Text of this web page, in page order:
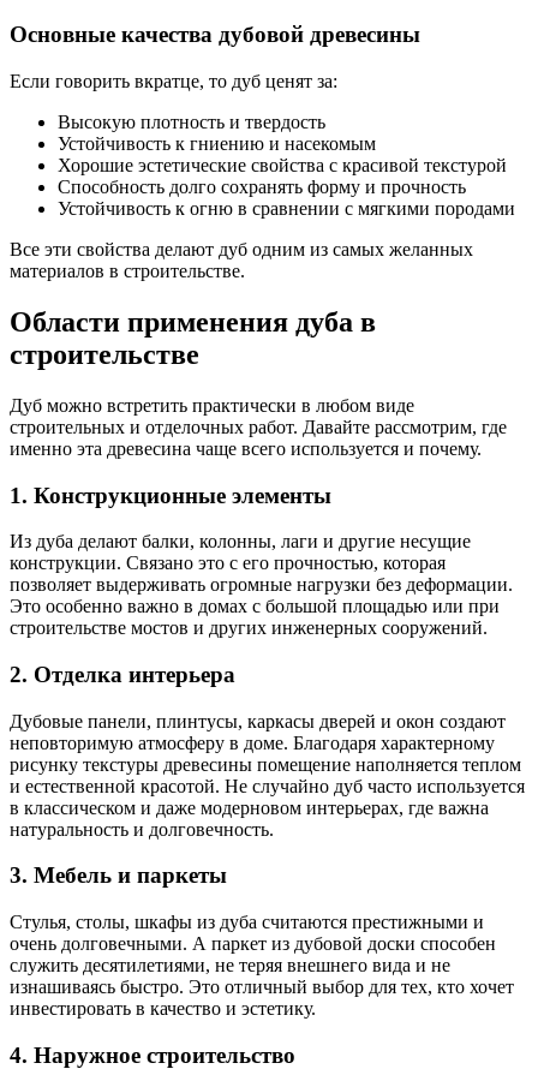
Основные качества дубовой древесины
Если говорить вкратце, то дуб ценят за:
Высокую плотность и твердость
Устойчивость к гниению и насекомым
Хорошие эстетические свойства с красивой текстурой
Способность долго сохранять форму и прочность
Устойчивость к огню в сравнении с мягкими породами
Все эти свойства делают дуб одним из самых желанных
материалов в строительстве.
Области применения дуба в
строительстве
Дуб можно встретить практически в любом виде
строительных и отделочных работ. Давайте рассмотрим, где
именно эта древесина чаще всего используется и почему.
1. Конструкционные элементы
Из дуба делают балки, колонны, лаги и другие несущие
конструкции. Связано это с его прочностью, которая
позволяет выдерживать огромные нагрузки без деформации.
Это особенно важно в домах с большой площадью или при
строительстве мостов и других инженерных сооружений.
2. Отделка интерьера
Дубовые панели, плинтусы, каркасы дверей и окон создают
неповторимую атмосферу в доме. Благодаря характерному
рисунку текстуры древесины помещение наполняется теплом
и естественной красотой. Не случайно дуб часто используется
в классическом и даже модерновом интерьерах, где важна
натуральность и долговечность.
3. Мебель и паркеты
Стулья, столы, шкафы из дуба считаются престижными и
очень долговечными. А паркет из дубовой доски способен
служить десятилетиями, не теряя внешнего вида и не
изнашиваясь быстро. Это отличный выбор для тех, кто хочет
инвестировать в качество и эстетику.
4. Наружное строительство